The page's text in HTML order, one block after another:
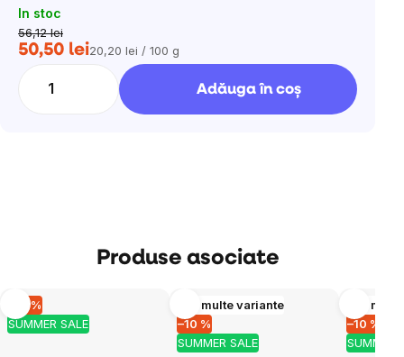
In stoc
56,12 lei
50,50 leiEvaluare
20,20 lei / 100 g
Adăuga în coş
Produse asociate
SUMMER SALE
–10 %
SUMMER SALE
–10 %
Mai multe variante
SUMMER
–10 %
Mai